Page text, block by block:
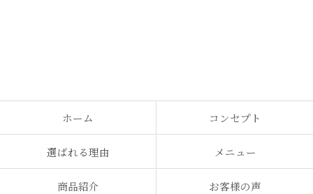
ホーム コンセプト
選ばれる理由 メニュー
商品紹介 お客様の声